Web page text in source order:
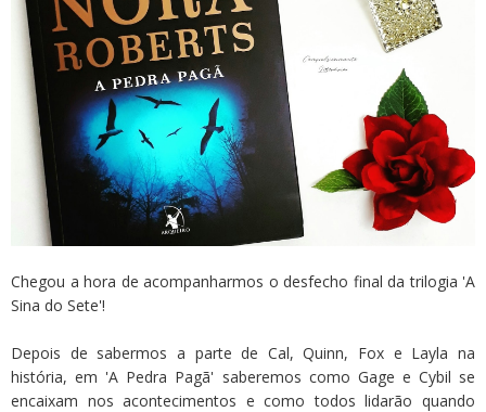
Chegou a hora de acompanharmos o desfecho final da trilogia 'A
Sina do Sete'!
Depois de sabermos a parte de Cal, Quinn, Fox e Layla na
história, em 'A Pedra Pagã' saberemos como Gage e Cybil se
encaixam nos acontecimentos e como todos lidarão quando